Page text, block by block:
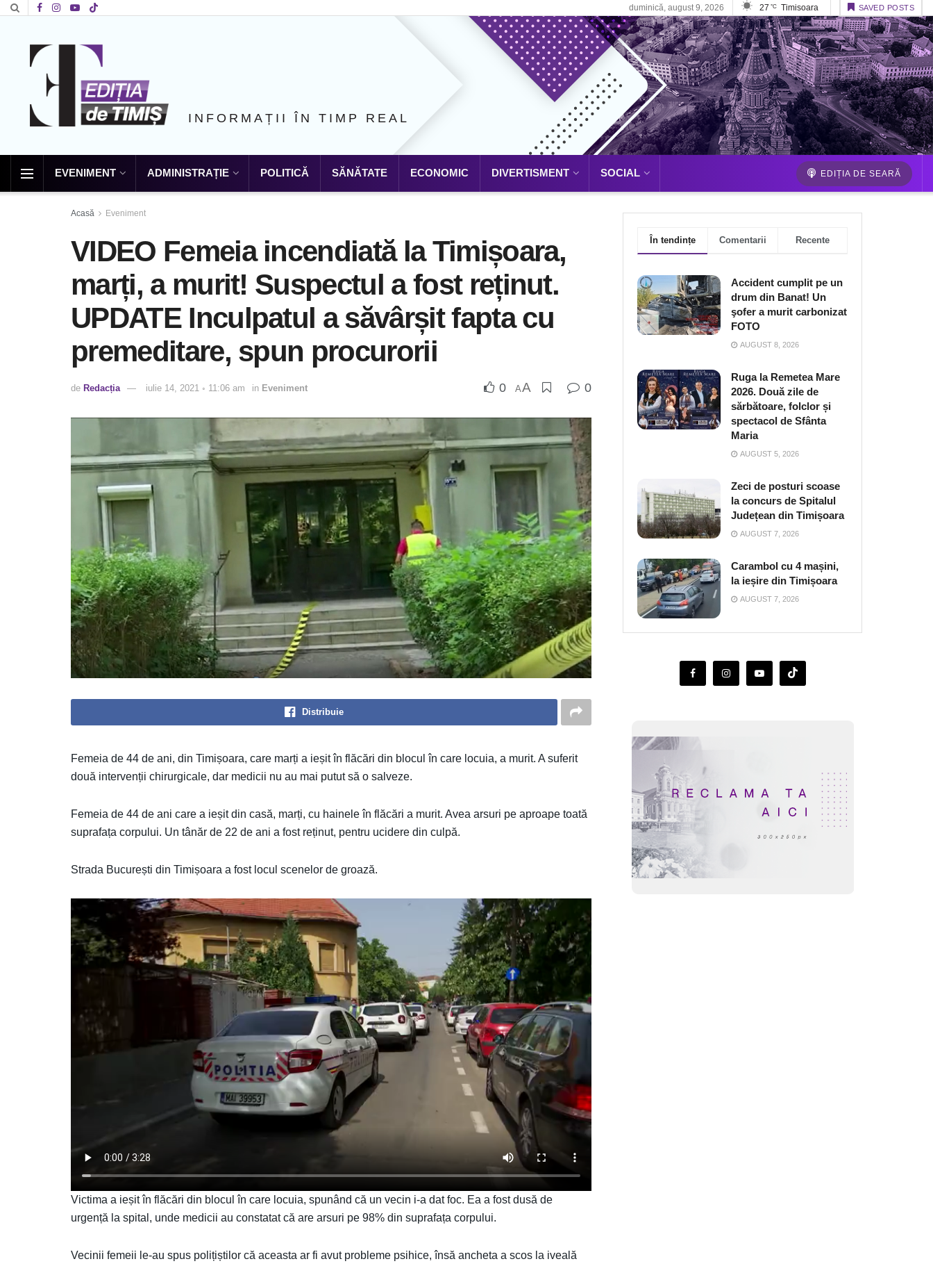
duminică, august 9, 2026 27 °C Timisoara SAVED POSTS
INFORMAȚII ÎN TIMP REAL
EVENIMENT ADMINISTRAȚIE POLITICĂ SĂNĂTATE ECONOMIC DIVERTISMENT SOCIAL EDIȚIA DE SEARĂ
Acasă Eveniment
VIDEO Femeia incendiată la Timișoara,
marți, a murit! Suspectul a fost reținut.
UPDATE Inculpatul a săvârșit fapta cu
premeditare, spun procurorii
de Redacția iulie 14, 2021 ◦ 11:06 am in Eveniment 0 AA 0
Distribuie
Femeia de 44 de ani, din Timișoara, care marți a ieșit în flăcări din blocul în care locuia, a murit. A suferit
două intervenții chirurgicale, dar medicii nu au mai putut să o salveze.
Femeia de 44 de ani care a ieșit din casă, marți, cu hainele în flăcări a murit. Avea arsuri pe aproape toată
suprafața corpului. Un tânăr de 22 de ani a fost reținut, pentru ucidere din culpă.
Strada București din Timișoara a fost locul scenelor de groază.
Victima a ieșit în flăcări din blocul în care locuia, spunând că un vecin i-a dat foc. Ea a fost dusă de
urgență la spital, unde medicii au constatat că are arsuri pe 98% din suprafața corpului.
Vecinii femeii le-au spus polițiștilor că aceasta ar fi avut probleme psihice, însă ancheta a scos la iveală
În tendințe Comentarii Recente
Accident cumplit pe un
drum din Banat! Un
şofer a murit carbonizat
FOTO
AUGUST 8, 2026
Ruga la Remetea Mare
2026. Două zile de
sărbătoare, folclor și
spectacol de Sfânta
Maria
AUGUST 5, 2026
Zeci de posturi scoase
la concurs de Spitalul
Județean din Timișoara
AUGUST 7, 2026
Carambol cu 4 mașini,
la ieșire din Timișoara
AUGUST 7, 2026